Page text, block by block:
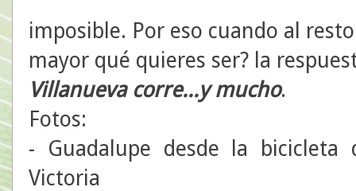
imposible. Por eso cuando al
mayor qué quieres ser? la
Villanueva corre...y mucho.
Fotos:
- Guadalupe desde la
Victoria